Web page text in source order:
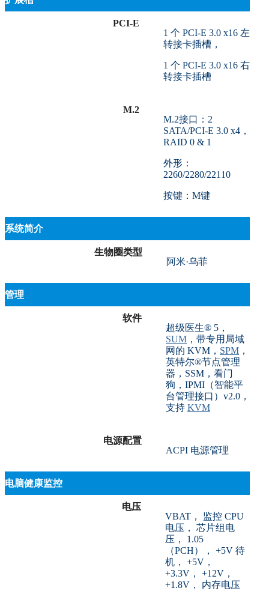
PCI-E
1 个 PCI-E 3.0 x16 左
转接卡插槽，
1 个 PCI-E 3.0 x16 右
转接卡插槽
M.2
M.2接口：2
SATA/PCI-E 3.0 x4，
RAID 0 & 1
外形：
2260/2280/22110
按键：M键
系统简介
生物圈类型
阿米·乌菲
管理
软件
超级医生® 5，
SUM ，带专用局域
网的 KVM， SPM ，
英特尔®节点管理
器，SSM，看门
狗，IPMI（智能平
台管理接口）v2.0，
支持 KVM
电源配置
ACPI 电源管理
电脑健康监控
电压
VBAT， 监控 CPU
电压， 芯片组电
压， 1.05
（PCH）， +5V 待
机， +5V，
+3.3V， +12V，
+1.8V， 内存电压